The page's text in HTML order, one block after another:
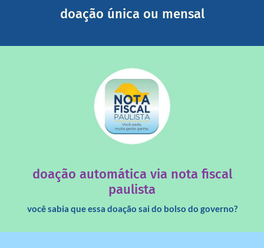
doação única ou mensal
doação automática via nota fiscal
paulista
você sabia que essa doação sai do bolso do governo?
saiba mais